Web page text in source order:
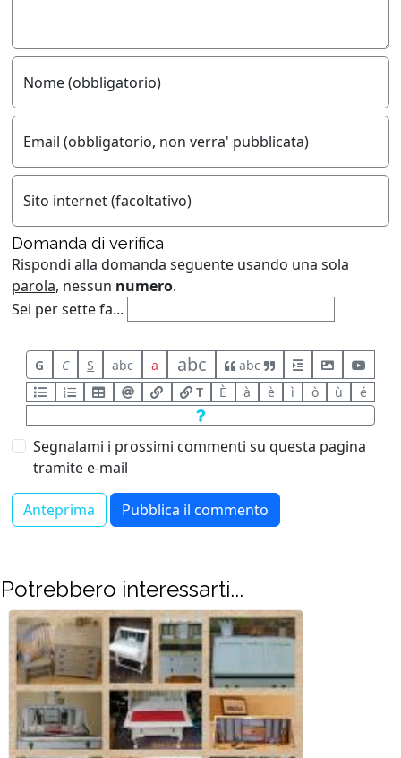
Nome (obbligatorio)
Email (obbligatorio, non verra' pubblicata)
Sito internet (facoltativo)
Domanda di verifica
Rispondi alla domanda seguente usando una sola
parola, nessun numero.
Sei per sette fa...
G C S abc a abc
abc
T
È à è ì ò ù é
Segnalami i prossimi commenti su questa pagina
tramite e-mail
Potrebbero interessarti...